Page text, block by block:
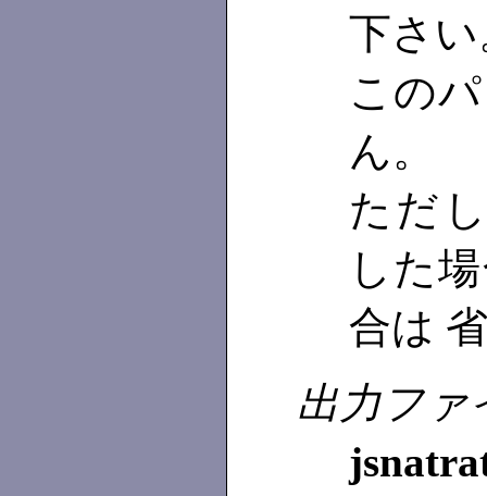
下さ
この
ん。
ただ
した
合は
出力ファ